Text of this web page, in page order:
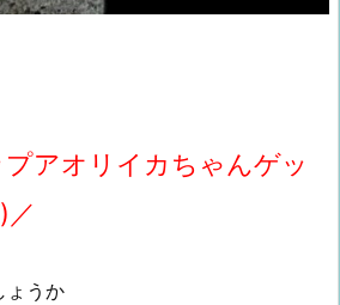
アオリイカちゃんゲッ
／
ょうか